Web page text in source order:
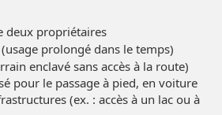
deux propriétaires
prolongé dans le temps)
enclavé sans accès à la route)
pour le passage à pied, en voiture
(ex. : accès à un lac ou à